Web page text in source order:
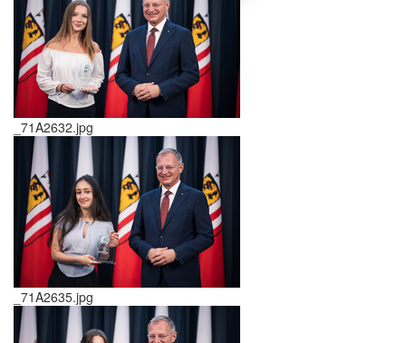
_71A2632.jpg
_71A2635.jpg